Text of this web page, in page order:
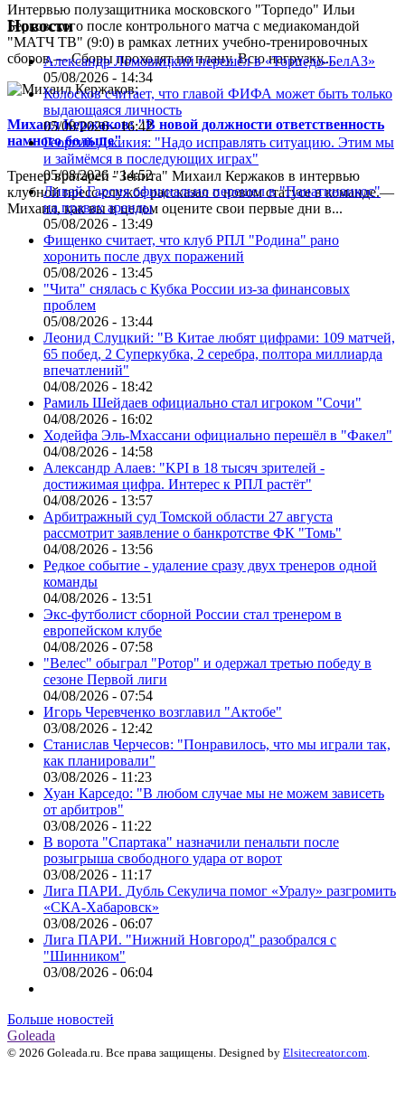
Интервью полузащитника московского "Торпедо" Ильи
Берковского после контрольного матча с медиакомандой
"МАТЧ ТВ" (9:0) в рамках летних учебно-тренировочных
сборов.— Сборы проходят по плану. Всю нагрузку,...
Михаил Кержаков: "В новой должности ответственность
намного больше"
Тренер вратарей "Зенита" Михаил Кержаков в интервью
клубной пресс-службе рассказал о новом статусе в команде.—
Михаил, как вы в целом оцените свои первые дни в...
Новости
Александр Ломовицкий перешёл в «Торпедо-БелАЗ»
05/08/2026 - 14:34
Колосков считает, что главой ФИФА может быть только
выдающаяся личность
05/08/2026 - 16:42
Георгий Джикия: "Надо исправлять ситуацию. Этим мы
и займёмся в последующих играх"
05/08/2026 - 14:52
Ливай Гарсия официально перешел в "Панатинаикос"
на правах аренды
05/08/2026 - 13:49
Фищенко считает, что клуб РПЛ "Родина" рано
хоронить после двух поражений
05/08/2026 - 13:45
"Чита" снялась с Кубка России из-за финансовых
проблем
05/08/2026 - 13:44
Леонид Слуцкий: "В Китае любят цифрами: 109 матчей,
65 побед, 2 Суперкубка, 2 серебра, полтора миллиарда
впечатлений"
04/08/2026 - 18:42
Рамиль Шейдаев официально стал игроком "Сочи"
04/08/2026 - 16:02
Ходейфа Эль-Мхассани официально перешёл в "Факел"
04/08/2026 - 14:58
Александр Алаев: "KPI в 18 тысяч зрителей -
достижимая цифра. Интерес к РПЛ растёт"
04/08/2026 - 13:57
Арбитражный суд Томской области 27 августа
рассмотрит заявление о банкротстве ФК "Томь"
04/08/2026 - 13:56
Редкое событие - удаление сразу двух тренеров одной
команды
04/08/2026 - 13:51
Экс-футболист сборной России стал тренером в
европейском клубе
04/08/2026 - 07:58
"Велес" обыграл "Ротор" и одержал третью победу в
сезоне Первой лиги
04/08/2026 - 07:54
Игорь Черевченко возглавил "Актобе"
03/08/2026 - 12:42
Станислав Черчесов: "Понравилось, что мы играли так,
как планировали"
03/08/2026 - 11:23
Хуан Карседо: "В любом случае мы не можем зависеть
от арбитров"
03/08/2026 - 11:22
В ворота "Спартака" назначили пенальти после
розыгрыша свободного удара от ворот
03/08/2026 - 11:17
Лига ПАРИ. Дубль Секулича помог «Уралу» разгромить
«СКА-Хабаровск»
03/08/2026 - 06:07
Лига ПАРИ. "Нижний Новгород" разобрался с
"Шинником"
03/08/2026 - 06:04
Больше новостей
Goleada
© 2026 Goleada.ru. Все права защищены. Designed by Elsitecreator.com